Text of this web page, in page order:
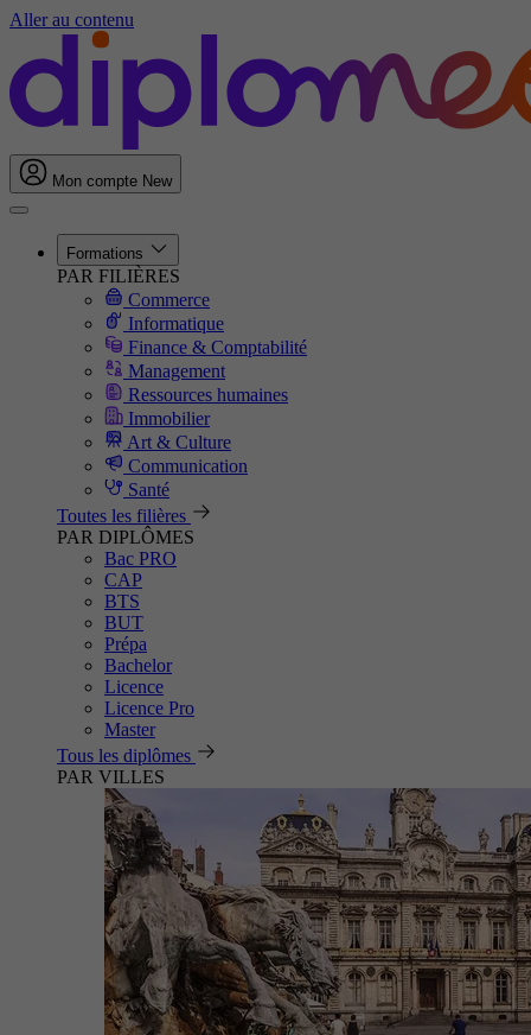
Aller au contenu
Mon compte New
Formations
PAR FILIÈRES
Commerce
Informatique
Finance & Comptabilité
Management
Ressources humaines
Immobilier
Art & Culture
Communication
Santé
Toutes les filières
PAR DIPLÔMES
Bac PRO
CAP
BTS
BUT
Prépa
Bachelor
Licence
Licence Pro
Master
Tous les diplômes
PAR VILLES